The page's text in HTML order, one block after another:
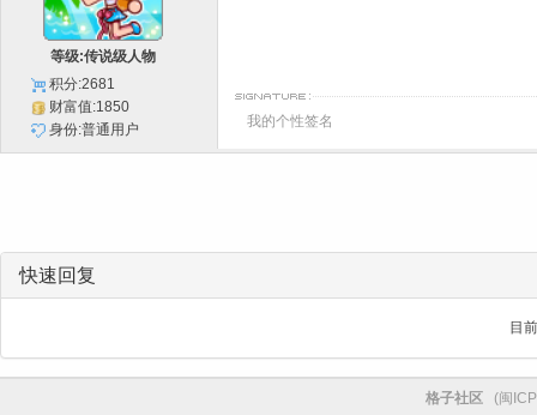
等级:传说级人物
积分:2681
财富值:1850
身份:普通用户
我的个性签名
快速回复
目
格子社区 (闽